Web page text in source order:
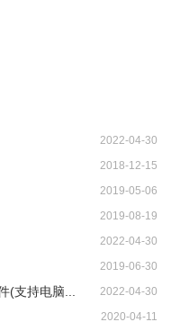
2022-04-30
2018-12-15
2019-05-06
2019-08-19
2022-04-30
2019-06-30
(支持电脑... 2022-04-30
2020-04-11